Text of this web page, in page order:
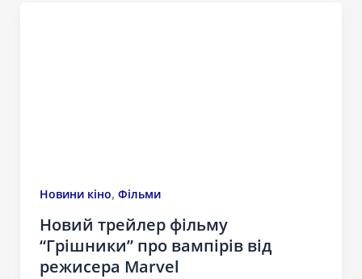
Новини кіно, Фільми
Новий трейлер фільму
“Грішники” про вампірів від
режисера Marvel